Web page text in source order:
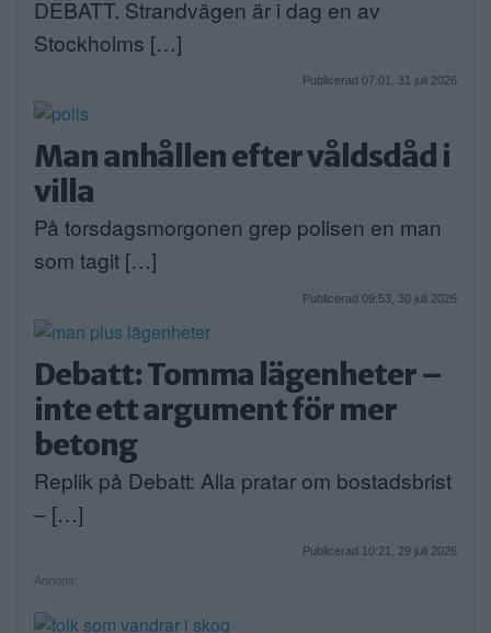
DEBATT. Strandvägen är i dag en av
Stockholms […]
Publicerad 07:01, 31 juli 2026
Man anhållen efter våldsdåd i
villa
På torsdagsmorgonen grep polisen en man
som tagit […]
Publicerad 09:53, 30 juli 2026
Debatt: Tomma lägenheter –
inte ett argument för mer
betong
Replik på Debatt: Alla pratar om bostadsbrist
– […]
Publicerad 10:21, 29 juli 2026
Annons: